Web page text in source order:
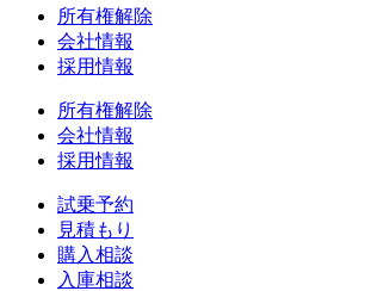
所有権解除
会社情報
採用情報
所有権解除
会社情報
採用情報
試乗予約
見積もり
購入相談
入庫相談